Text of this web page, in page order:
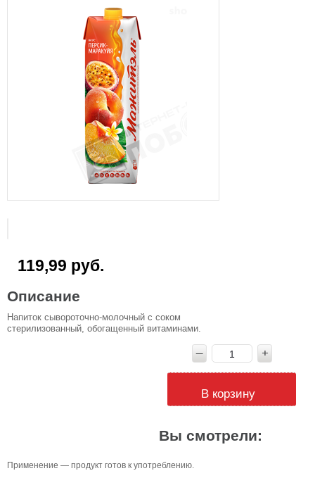
119,99 руб.
Описание
Напиток сывороточно-молочный с соком
стерилизованный, обогащенный витаминами.
В корзину
Вы смотрели:
Применение — продукт готов к употреблению.